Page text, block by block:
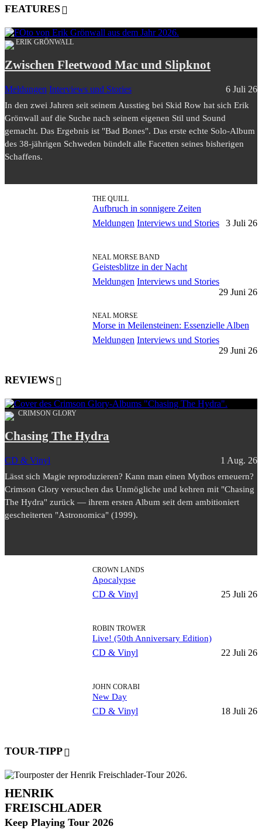
FEATURES
ERIK GRÖNWALL
Zwischen Fleetwood Mac und Slipknot
Meldungen Interviews und Stories 6 Juli 26
In den zwei Jahren seit seinem Ausstieg bei Skid Row hat sich Erik
Grönwall auf die Suche nach seinem eigenen Stil und Sound
gemacht. Das Ergebnis ist "Bad Bones". Das erste echte Solo-Album
des 38-jährigen Schweden bündelt alle Facetten seines bisherigen
Schaffens.
THE QUILL
Aufbruch in sonnigere Zeiten
Meldungen Interviews und Stories 3 Juli 26
NEAL MORSE BAND
Geistesblitze in der Nacht
Meldungen Interviews und Stories
29 Juni 26
NEAL MORSE
Morse in Meilensteinen: Essenzielle Alben
Meldungen Interviews und Stories
29 Juni 26
REVIEWS
CRIMSON GLORY
Chasing The Hydra
CD & Vinyl 1 Aug. 26
Lässt sich Magie reproduzieren? Kann man einen Mythos erneuern?
Crimson Glory versuchen das Unmögliche und kehren mit "Chasing
The Hydra" zurück — ihrem ersten Album seit dem ambitioniert
gescheiterten "Astronomica" (1999).
CROWN LANDS
Apocalypse
CD & Vinyl 25 Juli 26
ROBIN TROWER
Live! (50th Anniversary Edition)
CD & Vinyl 22 Juli 26
JOHN CORABI
New Day
CD & Vinyl 18 Juli 26
TOUR-TIPP
HENRIK
FREISCHLADER
Keep Playing Tour 2026